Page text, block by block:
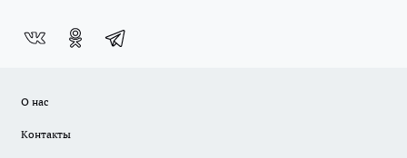
О нас
Контакты